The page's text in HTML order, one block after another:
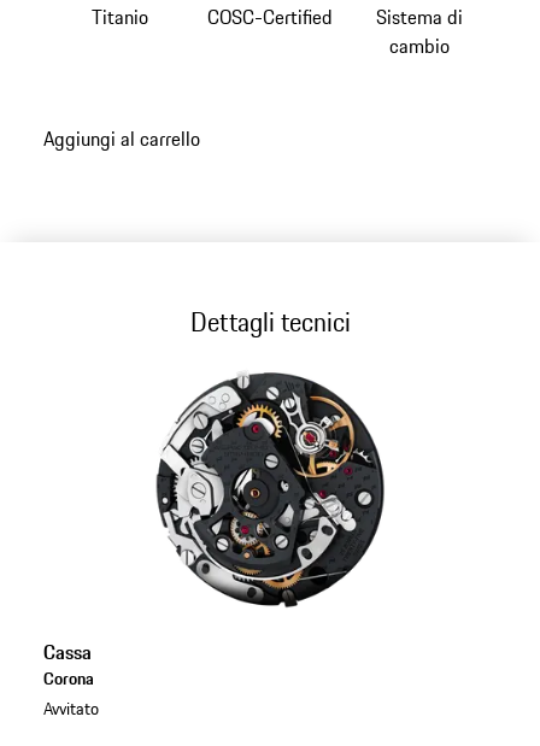
Titanio COSC-Certified
Sistema di
cambio
Aggiungi al carrello
Dettagli tecnici
Cassa
Corona
Avvitato